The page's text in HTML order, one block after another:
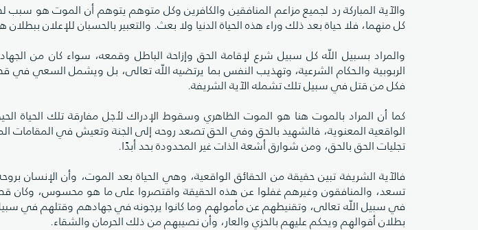
والآية المباركة رد لجميع مزاعم المنافقين والكافرين وكل متوهم يتوهم أن الموت هو سبب
كل منهما، فلا حياة بعد ذلك وراء هذه الحياة الدنيا ولا بعث. والتعبير بالحسبان للإعلان
والمراد بسبيل اللّه كل سبيل شرع لإقامة الحق وإزاحة الباطل وقمعه، سواء كان من الجهاد
الربوبية والـحكام الشرعية، وتهذيب النفس بما يرتضيه اللّه تعالى، بل ويشمل السعي في
فكل من قتل في سبيل تلك تشمله الآية الشريفة.
كما أن المراد بالموت هنا هو الموت الظاهري وسقوط الإدراك لأجل مفارقة تلك الحياة
الواقعية المعنوية، فالشهيد بالحق وفي الحق تصعد روحه إلى الجنة وتعيش في المقامات
تجليات الحق بالحق، ومن شوارق أشعة الذات غير المحدودة بحد أبدًا.
فالآية الشريفة تبين حقيقة من الحقائق الواقعية، وهي الحياة بعد الموت، وأن
تسعد، والمنافقون وغيرهم غفلوا عن هذه الحقيقة واقتصروا على ما هو محسوس، وكان
في سبيل اللّه تعالى، وتقنيطهم عن مأمولهم وما كانوا يرجونه في جهادهم وقتلهم في سبيل
بطلان أقوالهم ويحكم عليهم بالخزي والعار، وأن نصيبهم من ذلك الحرمان والشقاء.